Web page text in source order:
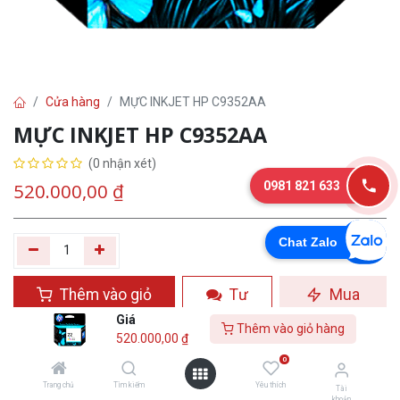
Giá
520.000,00 ₫
Thêm vào giỏ hàng
Trang chủ Tìm kiếm
0
Yêu thích
Tài
Cửa hàng MỰC INKJET HP C9352AA
MỰC INKJET HP C9352AA
(0 nhận xét)
520.000,00 ₫
Thêm vào giỏ
hàng
Tư
Mua
Chat Zalo
0981 821 633